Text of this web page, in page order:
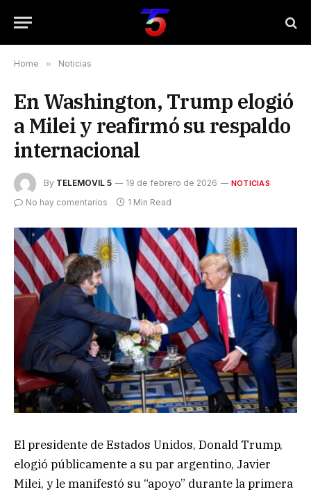
Home » Noticias
En Washington, Trump elogió
a Milei y reafirmó su respaldo
internacional
By TELEMOVIL 5 19 de febrero de 2026 NOTICIAS
No hay comentarios 1 Min Read
El presidente de Estados Unidos, Donald Trump,
elogió públicamente a su par argentino, Javier
Milei, y le manifestó su “apoyo” durante la primera